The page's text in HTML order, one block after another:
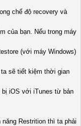
chế độ recovery và
của bạn. Nếu trong máy
(với máy Windows)
sẽ tiết kiệm thời gian
bị iOS với iTunes từ bản
Restrition thì ta phải